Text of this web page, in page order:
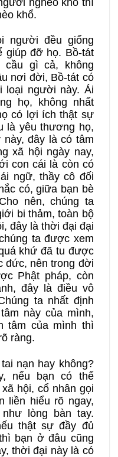
khổ.
người đều giống
giúp đỡ họ. Bồ-tát
cầu gì cả, không
nơi đời, Bồ-tát có
loại người này. Ái
họ, không nhất
có lợi ích thật sự
là yêu thương họ,
đây là có tâm
xã hội ngày nay,
con cái là còn có
ngữ, thầy cô đối
có, giữa bạn bè
nên, chúng ta
bi thảm, toàn bộ
đây là thời đại đại
ta được xem
khứ đã tu được
đức, nên trong đời
Phật pháp, còn
đây là điều vô
ta nhất định
này của mình,
tâm của mình thì
ràng.
nạn hay không?
nếu bạn có thể
hội, cổ nhân gọi
liền hiểu rõ ngay,
lòng bàn tay.
thật sự đầy đủ
bạn ở đâu cũng
thời đại này là có